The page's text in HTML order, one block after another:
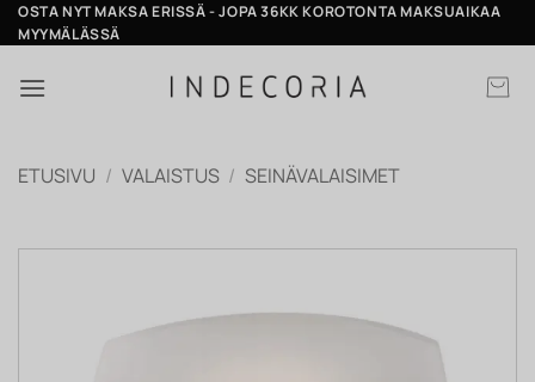
Skip
to
OSTA NYT MAKSA ERISSÄ - JOPA 36KK KOROTONTA MAKSUAIKAA
MYYMÄLÄSSÄ
ETUSIVU / VALAISTUS / SEINÄVALAISIMET